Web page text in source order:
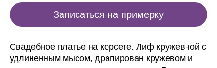
Записаться на примерку
Свадебное платье на корсете. Лиф кружевной с
удлиненным мысом, драпирован кружевом и